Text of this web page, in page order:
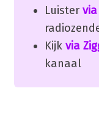
Luister
Kijk via
kanaal